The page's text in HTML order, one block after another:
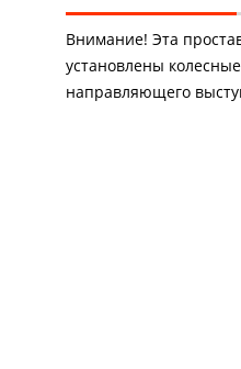
Внимание! Эта
установлены
направляющего